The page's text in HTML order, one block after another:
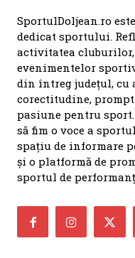
SportulDoljean.ro
dedicat sportului.
activitatea
evenimentelor
din întreg județul, cu
corectitudine,
pasiune pentru
să fim o voce a
spațiu de informare
și o platformă de
sportul de